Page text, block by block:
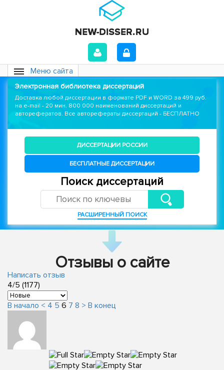
Меню сайта
Электронная библиотека диссертаций
Доставка любой диссертации в формате PDF и WORD за 499 руб.
на e-mail - 20 мин. 800 000 наименований диссертаций и
авторефератов. Все авторефераты диссертаций - БЕСПЛАТНО
ДИССЕРТАЦИИ РОССИИ
БЕСПЛАТНЫЕ ДИССЕРТАЦИИ
Поиск диссертаций
РАСШИРЕННЫЙ ПОИСК
Отзывы о сайте
Написать отзыв
4/5 (1177)
В начало < 4 5 6 7 8 > В конец